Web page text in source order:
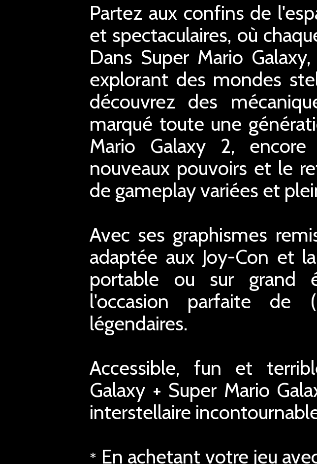
Partez aux confins de
et spectaculaires, où
Dans Super Mario
explorant des mondes
découvrez des
marqué toute une
Mario Galaxy 2,
nouveaux pouvoirs et le
de gameplay variées et
Avec ses graphismes
adaptée aux Joy-Con et
portable ou sur grand
l'occasion parfaite de
légendaires.
Accessible, fun et
Galaxy + Super Mario
interstellaire
* En achetant votre jeu